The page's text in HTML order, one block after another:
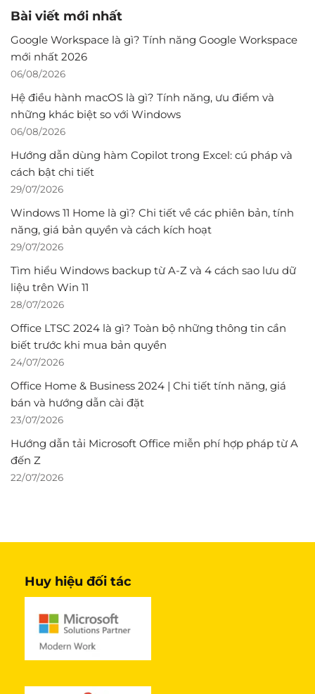
Bài viết mới nhất
Google Workspace là gì? Tính năng Google Workspace
mới nhất 2026
06/08/2026
Hệ điều hành macOS là gì? Tính năng, ưu điểm và
những khác biệt so với Windows
06/08/2026
Hướng dẫn dùng hàm Copilot trong Excel: cú pháp và
cách bật chi tiết
29/07/2026
Windows 11 Home là gì? Chi tiết về các phiên bản, tính
năng, giá bản quyền và cách kích hoạt
29/07/2026
Tìm hiểu Windows backup từ A-Z và 4 cách sao lưu dữ
liệu trên Win 11
28/07/2026
Office LTSC 2024 là gì? Toàn bộ những thông tin cần
biết trước khi mua bản quyền
24/07/2026
Office Home & Business 2024 | Chi tiết tính năng, giá
bán và hướng dẫn cài đặt
23/07/2026
Hướng dẫn tải Microsoft Office miễn phí hợp pháp từ A
đến Z
22/07/2026
Huy hiệu đối tác